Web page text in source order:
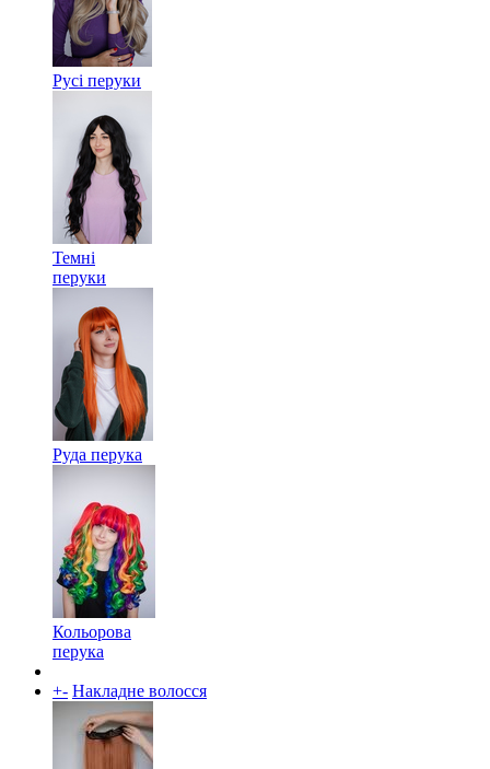
Русі перуки
Темні
перуки
Руда перука
Кольорова
перука
+- Накладне волосся